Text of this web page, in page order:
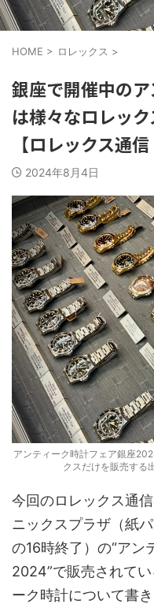
HOME > ロレックス >
銀座で開催中の
は様々なロレッ
【ロレックス通
2024年8月4日
アンティーク時計フェア銀座
クスだけを販売する
今回のロレックス通
ニックスプラザ（紙
の16時終了）の“アン
2024”で販売されて
ーク時計について書き